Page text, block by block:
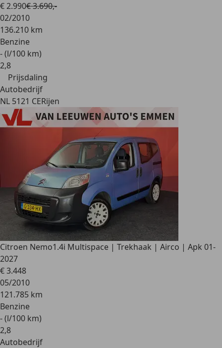
€ 2.990€ 3.690,-
02/2010
136.210 km
Benzine
- (l/100 km)
2,8
Prijsdaling
Autobedrijf
NL 5121 CERijen
Citroen Nemo1.4i Multispace | Trekhaak | Airco | Apk 01-
2027
€ 3.448
05/2010
121.785 km
Benzine
- (l/100 km)
2,8
Autobedrijf